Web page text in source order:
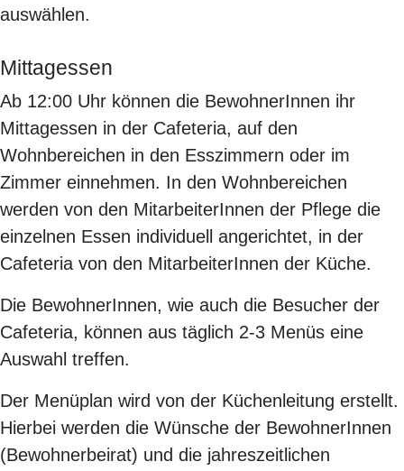
auswählen.
Mittagessen
Ab 12:00 Uhr können die BewohnerInnen ihr
Mittagessen in der Cafeteria, auf den
Wohnbereichen in den Esszimmern oder im
Zimmer einnehmen. In den Wohnbereichen
werden von den MitarbeiterInnen der Pflege die
einzelnen Essen individuell angerichtet, in der
Cafeteria von den MitarbeiterInnen der Küche.
Die BewohnerInnen, wie auch die Besucher der
Cafeteria, können aus täglich 2-3 Menüs eine
Auswahl treffen.
Der Menüplan wird von der Küchenleitung erstellt.
Hierbei werden die Wünsche der BewohnerInnen
(Bewohnerbeirat) und die jahreszeitlichen